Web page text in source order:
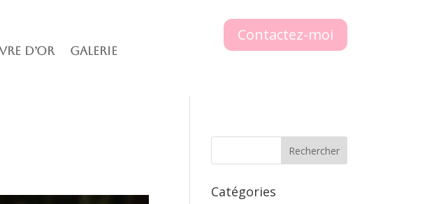
D’or Galerie
Contactez-moi
Catégories